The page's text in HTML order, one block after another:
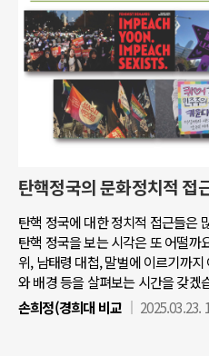
탄핵정국의 문화정치적 접
탄핵 정국에 대한 정치적 접근들은
탄핵 정국을 보는 시각은 또 어떨까
위, 남태령 대첩, 말벌에 이르기까
와 배경 등을 살펴보는 시간을 갖겠
손희정(경희대 비교
2025.03.23.